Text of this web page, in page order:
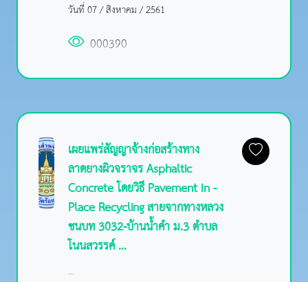
วันที่ 07 / สิงหาคม / 2561
000390
เผยแพร่สัญญาจ้างก่อสร้างทาง
ลาดยางผิวจราจร Asphaltic
Concrete โดยวิธี Pavement In -
Place Recycling สายจากทางหลวง
ชนบท 3032-บ้านน้ำคำ ม.3 ตำบล
โนนสวรรค์ ...
...